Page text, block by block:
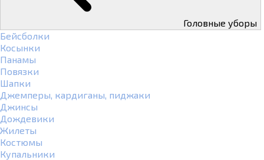
Головные уборы
Бейсболки
Косынки
Панамы
Повязки
Шапки
Джемперы, кардиганы, пиджаки
Джинсы
Дождевики
Жилеты
Костюмы
Купальники